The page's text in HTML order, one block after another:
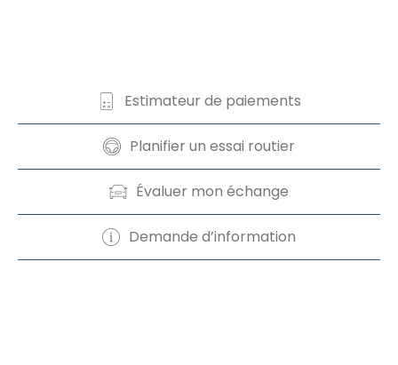
Estimateur de paiements
Planifier un essai routier
Évaluer mon échange
Demande d’information